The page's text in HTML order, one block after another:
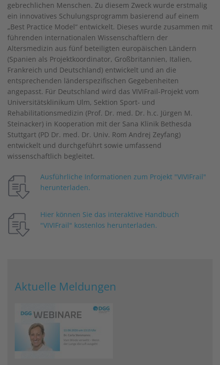
gebrechlichen Menschen. Zu diesem Zweck wurde erstmalig
ein innovatives Schulungsprogramm basierend auf einem
„Best Practice Model“ entwickelt. Dieses wurde zusammen mit
führenden internationalen Wissenschaftlern der
Altersmedizin aus fünf beteiligten europäischen Ländern
(Spanien als Projektkoordinator, Großbritannien, Italien,
Frankreich und Deutschland) entwickelt und an die
entsprechenden länderspezifischen Gegebenheiten
angepasst. Für Deutschland wird das VIVIFrail-Projekt vom
Universitätsklinikum Ulm, Sektion Sport- und
Rehabilitationsmedizin (Prof. Dr. med. Dr. h.c. Jürgen M.
Steinacker) in Kooperation mit der Sana Klinik Bethesda
Stuttgart (PD Dr. med. Dr. Univ. Rom Andrej Zeyfang)
entwickelt und durchgeführt sowie umfassend
wissenschaftlich begleitet.
Ausführliche Informationen zum Projekt "VIVIFrail"
herunterladen.
Hier können Sie das interaktive Handbuch
"VIVIFrail" kostenlos herunterladen.
Aktuelle Meldungen